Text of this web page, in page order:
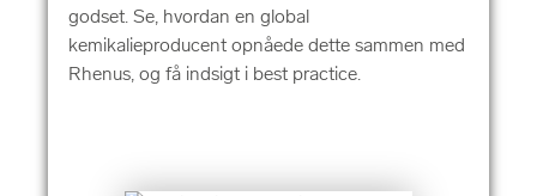
godset. Se, hvordan en global
kemikalieproducent opnåede dette sammen med
Rhenus, og få indsigt i best practice.